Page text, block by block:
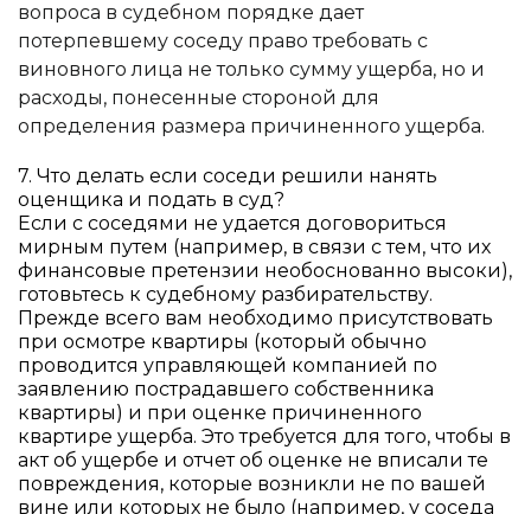
вопроса в судебном порядке дает
потерпевшему соседу право требовать с
виновного лица не только сумму ущерба, но и
расходы, понесенные стороной для
определения размера причиненного ущерба.
7. Что делать если соседи решили нанять
оценщика и подать в суд?
Если с соседями не удается договориться
мирным путем (например, в связи с тем, что их
финансовые претензии необоснованно высоки),
готовьтесь к судебному разбирательству.
Прежде всего вам необходимо присутствовать
при осмотре квартиры (который обычно
проводится управляющей компанией по
заявлению пострадавшего собственника
квартиры) и при оценке причиненного
квартире ущерба. Это требуется для того, чтобы в
акт об ущербе и отчет об оценке не вписали те
повреждения, которые возникли не по вашей
вине или которых не было (например, у соседа